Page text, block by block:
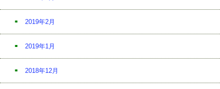
2019年2月
2019年1月
2018年12月